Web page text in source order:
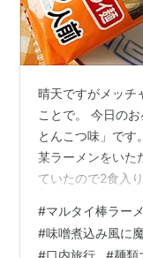
晴天ですがメッチ
ことで。 今日の
とんこつ味」です
某ラーメンをいた
ていたので2食入
「カクキュー八
味油・棒状の「細
#マルタイ棒ラー
#味噌煮込み風に